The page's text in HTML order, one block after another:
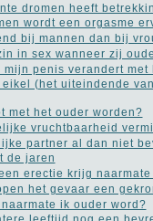
dromen heeft
wordt een orgasme
bij mannen dan bij
in sex wanneer zij
penis verandert met
(het uiteindende
met het ouder worden?
vruchtbaarheid
partner al dan niet
de jaren
erectie krijg
het gevaar een
ik ouder word?